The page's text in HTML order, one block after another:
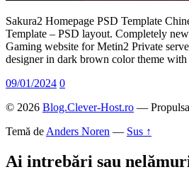
Sakura2 Homepage PSD Template
Template – PSD layout. Completely
Gaming website for Metin2 Private
designer in dark brown color theme with
09/01/2024 0
© 2026 Blog.Clever-Host.ro —
Temă de Anders Noren — Sus ↑
Ai intrebări sau